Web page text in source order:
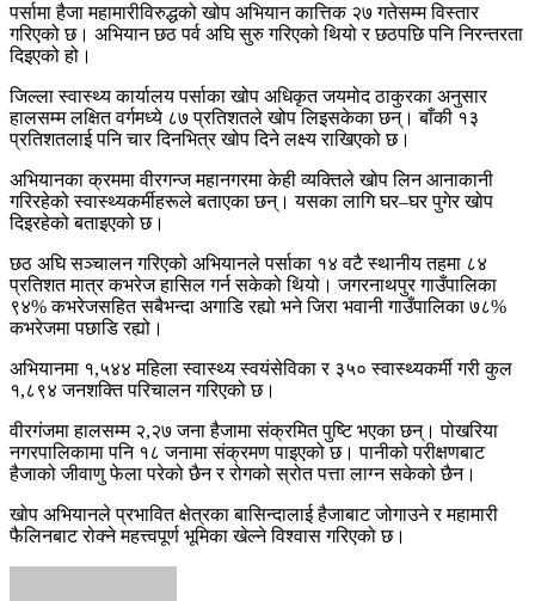
पर्सामा हैजा महामारीविरुद्धको खोप अभियान कात्तिक २७ गतेसम्म विस्तार
गरिएको छ। अभियान छठ पर्व अघि सुरु गरिएको थियो र छठपछि पनि निरन्तरता
दिइएको हो।
जिल्ला स्वास्थ्य कार्यालय पर्साका खोप अधिकृत जयमोद ठाकुरका अनुसार
हालसम्म लक्षित वर्गमध्ये ८७ प्रतिशतले खोप लिइसकेका छन्। बाँकी १३
प्रतिशतलाई पनि चार दिनभित्र खोप दिने लक्ष्य राखिएको छ।
अभियानका क्रममा वीरगन्ज महानगरमा केही व्यक्तिले खोप लिन आनाकानी
गरिरहेको स्वास्थ्यकर्मीहरूले बताएका छन्। यसका लागि घर–घर पुगेर खोप
दिइरहेको बताइएको छ।
छठ अघि सञ्चालन गरिएको अभियानले पर्साका १४ वटै स्थानीय तहमा ८४
प्रतिशत मात्र कभरेज हासिल गर्न सकेको थियो। जगरनाथपुर गाउँपालिका
९४% कभरेजसहित सबैभन्दा अगाडि रह्यो भने जिरा भवानी गाउँपालिका ७८%
कभरेजमा पछाडि रह्यो।
अभियानमा १,५४४ महिला स्वास्थ्य स्वयंसेविका र ३५० स्वास्थ्यकर्मी गरी कुल
१,८९४ जनशक्ति परिचालन गरिएको छ।
वीरगंजमा हालसम्म २,२७ जना हैजामा संक्रमित पुष्टि भएका छन्। पोखरिया
नगरपालिकामा पनि १८ जनामा संक्रमण पाइएको छ। पानीको परीक्षणबाट
हैजाको जीवाणु फेला परेको छैन र रोगको स्रोत पत्ता लाग्न सकेको छैन।
खोप अभियानले प्रभावित क्षेत्रका बासिन्दालाई हैजाबाट जोगाउने र महामारी
फैलिनबाट रोक्ने महत्त्वपूर्ण भूमिका खेल्ने विश्वास गरिएको छ।